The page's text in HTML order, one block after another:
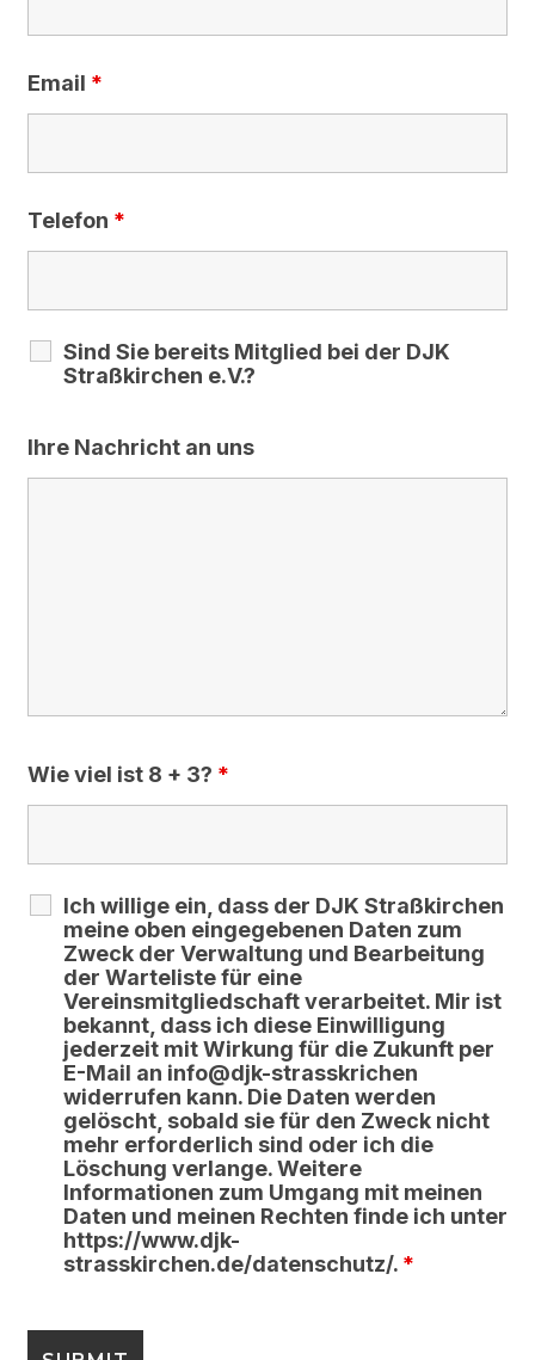
Email *
Telefon *
Sind Sie bereits Mitglied bei der DJK
Straßkirchen e.V.?
Ihre Nachricht an uns
Wie viel ist 8 + 3? *
Ich willige ein, dass der DJK Straßkirchen
meine oben eingegebenen Daten zum
Zweck der Verwaltung und Bearbeitung
der Warteliste für eine
Vereinsmitgliedschaft verarbeitet. Mir ist
bekannt, dass ich diese Einwilligung
jederzeit mit Wirkung für die Zukunft per
E-Mail an info@djk-strasskrichen
widerrufen kann. Die Daten werden
gelöscht, sobald sie für den Zweck nicht
mehr erforderlich sind oder ich die
Löschung verlange. Weitere
Informationen zum Umgang mit meinen
Daten und meinen Rechten finde ich unter
https://www.djk-
strasskirchen.de/datenschutz/. *